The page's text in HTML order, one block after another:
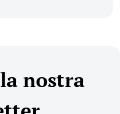
nostra